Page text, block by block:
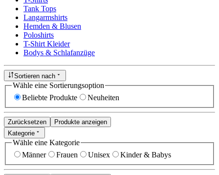
Tank Tops
Langarmshirts
Hemden & Blusen
Poloshirts
T-Shirt Kleider
Bodys & Schlafanzüge
Sortieren nach
Wähle eine Sortierungsoption
Beliebte Produkte
Neuheiten
Zurücksetzen
Produkte anzeigen
Kategorie
Wähle eine Kategorie
Männer
Frauen Unisex Kinder & Babys